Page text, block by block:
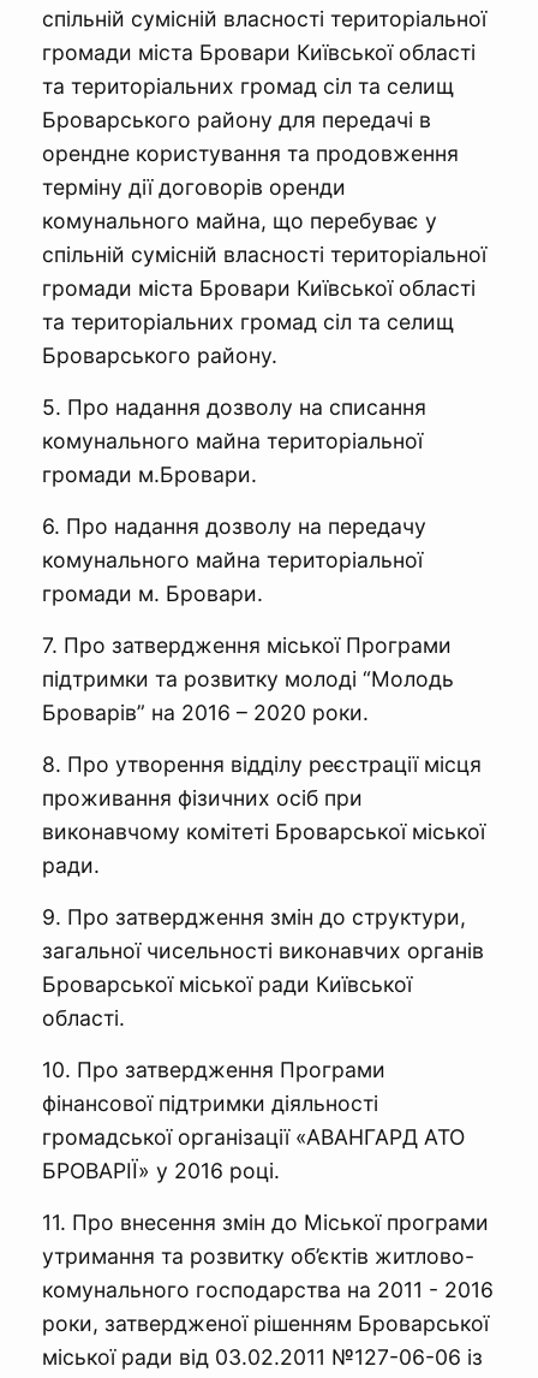
спільній сумісній власності територіальної
громади міста Бровари Київської області
та територіальних громад сіл та селищ
Броварського району для передачі в
орендне користування та продовження
терміну дії договорів оренди
комунального майна, що перебуває у
спільній сумісній власності територіальної
громади міста Бровари Київської області
та територіальних громад сіл та селищ
Броварського району.
5. Про надання дозволу на списання
комунального майна територіальної
громади м.Бровари.
6. Про надання дозволу на передачу
комунального майна територіальної
громади м. Бровари.
7. Про затвердження міської Програми
підтримки та розвитку молоді “Молодь
Броварів” на 2016 – 2020 роки.
8. Про утворення відділу реєстрації місця
проживання фізичних осіб при
виконавчому комітеті Броварської міської
ради.
9. Про затвердження змін до структури,
загальної чисельності виконавчих органів
Броварської міської ради Київської
області.
10. Про затвердження Програми
фінансової підтримки діяльності
громадської організації «АВАНГАРД АТО
БРОВАРІЇ» у 2016 році.
11. Про внесення змін до Міської програми
утримання та розвитку об’єктів житлово-
комунального господарства на 2011 - 2016
роки, затвердженої рішенням Броварської
міської ради від 03.02.2011 №127-06-06 із